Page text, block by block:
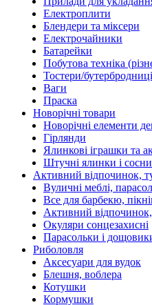
Електроплити
Блендери та міксери
Електрочайники
Батарейки
Побутова техніка
Тостери/
Ваги
Праска
Новорічні товари
Новорічні елементи
Гірлянди
Ялинкові іграшки та
Штучні ялинки і сосни
Активний відпочинок,
Вуличні меблі,
Все для барбекю,
Активний відпочинок,
Окуляри сонцезахисні
Парасольки і
Риболовля
Аксесуари для вудок
Блешня, воблера
Котушки
Кормушки